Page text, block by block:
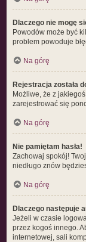
Dlaczego nie mogę
Powodów może być
problem powoduje
Na górę
Rejestracja została
Możliwe, że z
zarejestrować się
Na górę
Nie pamiętam hasła!
Zachowaj spokój!
niedługo znów
Na górę
Dlaczego następuje
Jeżeli w czasie
przez kogoś innego.
internetowej, sali